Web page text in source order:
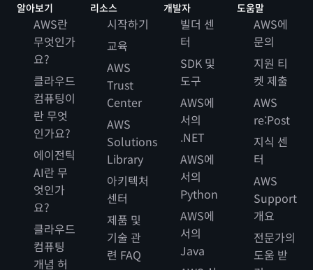
알아보기
AWS란
무엇인가
요?
클라우드
컴퓨팅이
란 무엇
인가요?
에이전틱
AI란 무
엇인가
요?
클라우드
컴퓨팅
개념 허
리소스
시작하기
교육
AWS
Trust
Center
AWS
Solutions
Library
아키텍처
센터
제품 및
기술 관
련 FAQ
개발자
빌더 센
터
SDK 및
도구
AWS에
서의
.NET
AWS에
서의
Python
AWS에
서의
Java
도움말
AWS에
문의
지원 티
켓 제출
AWS
re:Post
지식 센
터
AWS
Support
개요
전문가의
도움 받